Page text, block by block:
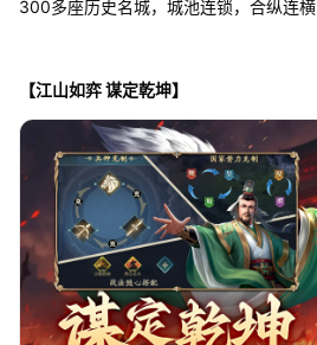
300多座历史名城，城池连锁，合纵连横
【江山如弈 谋定乾坤】